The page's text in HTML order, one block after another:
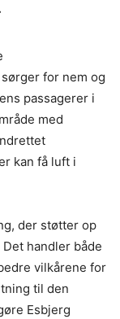
for nem og
passagerer i
med
kan få luft i
der støtter op
handler både
vilkårene for
til den
Esbjerg